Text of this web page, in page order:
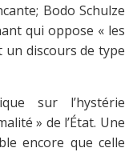
Bodo Schulze
qui oppose « les
un discours de type
sur l’hystérie
» de l’État. Une
encore que celle